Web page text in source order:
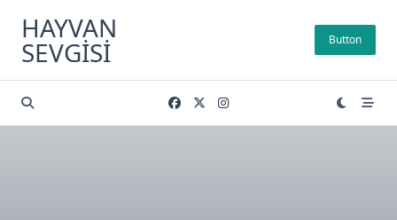
content
HAYVAN
SEVGISI Button